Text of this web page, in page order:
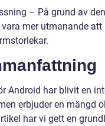
– På grund av
mer utmanande
Android har blivit en
erbjuder en mängd
har vi gett en